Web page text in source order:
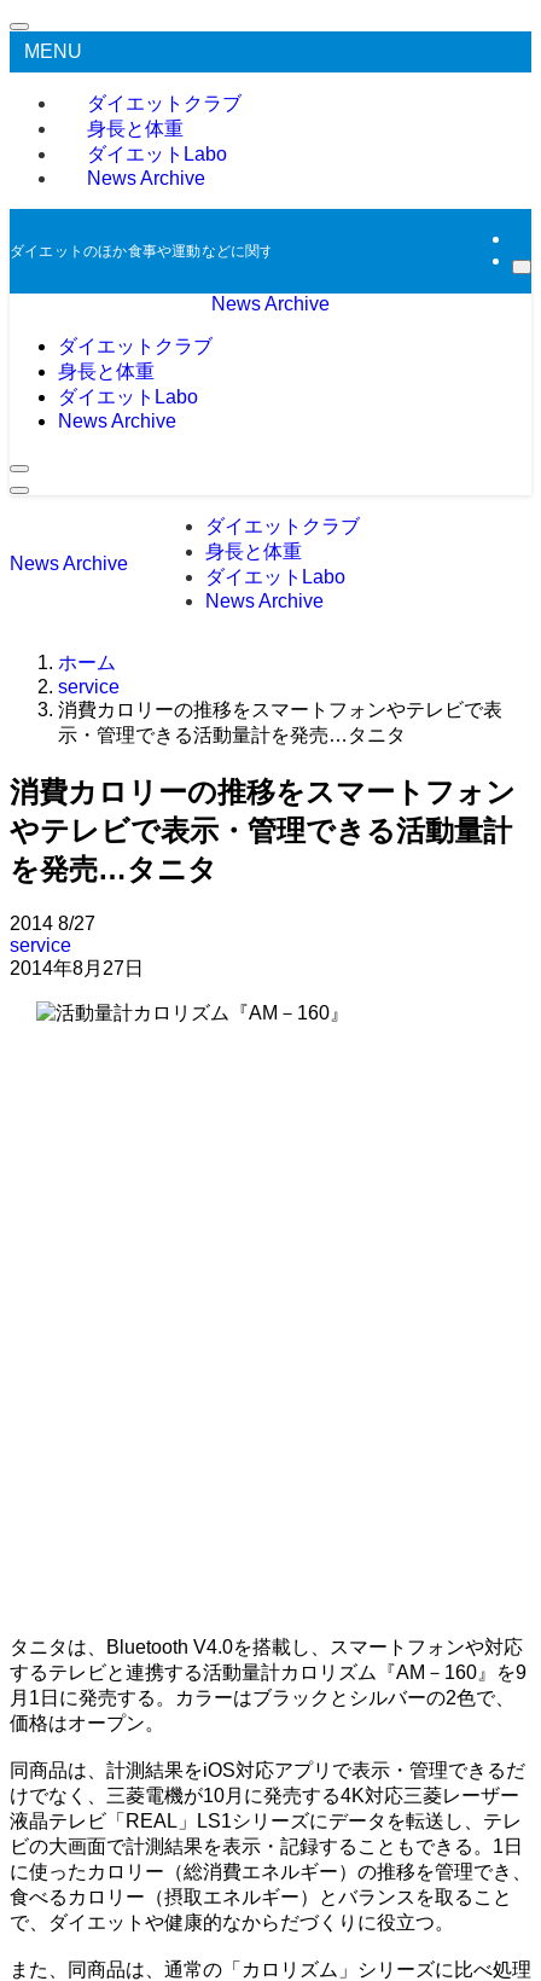
MENU
ダイエットクラブ
身長と体重
ダイエットLabo
News Archive
ダイエットのほか食事や運動などに関する過去のニュースをアーカイブとして
News Archive
ダイエットクラブ
身長と体重
ダイエットLabo
News Archive
News Archive
ダイエットクラブ
身長と体重
ダイエットLabo
News Archive
ホーム
service
消費カロリーの推移をスマートフォンやテレビで表
示・管理できる活動量計を発売…タニタ
消費カロリーの推移をスマートフォン
やテレビで表示・管理できる活動量計
を発売…タニタ
2014 8/27
service
2014年8月27日
タニタは、Bluetooth V4.0を搭載し、スマートフォンや対応
するテレビと連携する活動量計カロリズム『AM－160』を9
月1日に発売する。カラーはブラックとシルバーの2色で、
価格はオープン。
同商品は、計測結果をiOS対応アプリで表示・管理できるだ
けでなく、三菱電機が10月に発売する4K対応三菱レーザー
液晶テレビ「REAL」LS1シリーズにデータを転送し、テレ
ビの大画面で計測結果を表示・記録することもできる。1日
に使ったカロリー（総消費エネルギー）の推移を管理でき、
食べるカロリー（摂取エネルギー）とバランスを取ること
で、ダイエットや健康的なからだづくりに役立つ。
また、同商品は、通常の「カロリズム」シリーズに比べ処理